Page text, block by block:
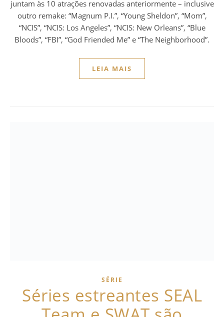
juntam às 10 atrações renovadas anteriormente – inclusive
outro remake: “Magnum P.I.”, “Young Sheldon”, “Mom”,
“NCIS”, “NCIS: Los Angeles”, “NCIS: New Orleans”, “Blue
Bloods”, “FBI”, “God Friended Me” e “The Neighborhood”.
LEIA MAIS
SÉRIE
Séries estreantes SEAL